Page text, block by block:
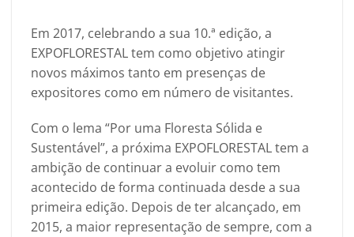
Em 2017, celebrando a sua 10.ª edição, a
EXPOFLORESTAL tem como objetivo atingir
novos máximos tanto em presenças de
expositores como em número de visitantes.
Com o lema “Por uma Floresta Sólida e
Sustentável”, a próxima EXPOFLORESTAL tem a
ambição de continuar a evoluir como tem
acontecido de forma continuada desde a sua
primeira edição. Depois de ter alcançado, em
2015, a maior representação de sempre, com a